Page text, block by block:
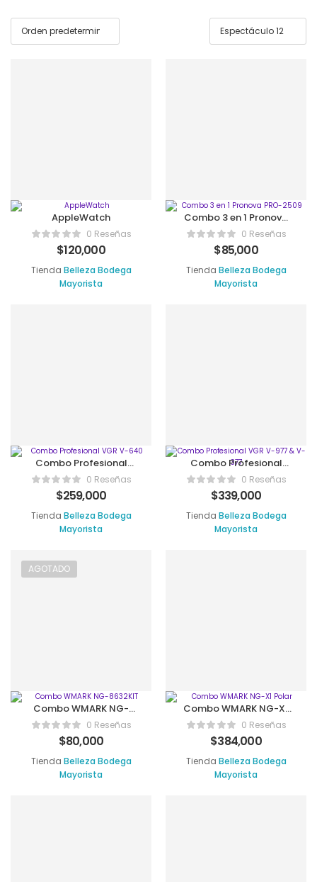
AppleWatch
0 Reseñas
$120,000
Tienda Belleza Bodega
Mayorista
Combo 3 en 1 Pronova
PRO-25090 Reseñas
$85,000
Tienda Belleza Bodega
Mayorista
Combo Profesional
VGR V-6400 Reseñas
$259,000
Tienda Belleza Bodega
Mayorista
Combo Profesional
VGR V-977 & V-377
0 Reseñas
$339,000
Tienda Belleza Bodega
Mayorista
AGOTADO
Combo WMARK NG-
8632KIT0 Reseñas
$80,000
Tienda Belleza Bodega
Mayorista
Combo WMARK NG-X1
Polar0 Reseñas
$384,000
Tienda Belleza Bodega
Mayorista